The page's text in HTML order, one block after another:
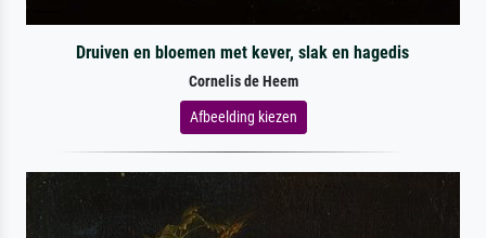
Druiven en bloemen met kever, slak en hagedis
Cornelis de Heem
Afbeelding kiezen